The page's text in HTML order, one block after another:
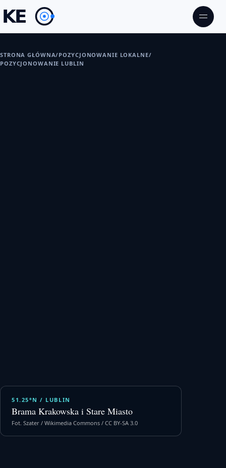
STRONA GŁÓWNA/POZYCJONOWANIE LOKALNE/
POZYCJONOWANIE LUBLIN
51.25°N / LUBLIN
Brama Krakowska i Stare Miasto
Fot. Szater / Wikimedia Commons / CC BY-SA 3.0